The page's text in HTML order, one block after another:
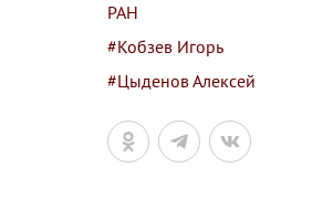
РАН
#Кобзев Игорь
#Цыденов Алексей